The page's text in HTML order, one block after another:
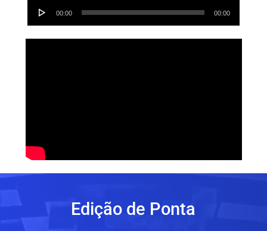
Audio
00:00 00:00
Edição de Ponta